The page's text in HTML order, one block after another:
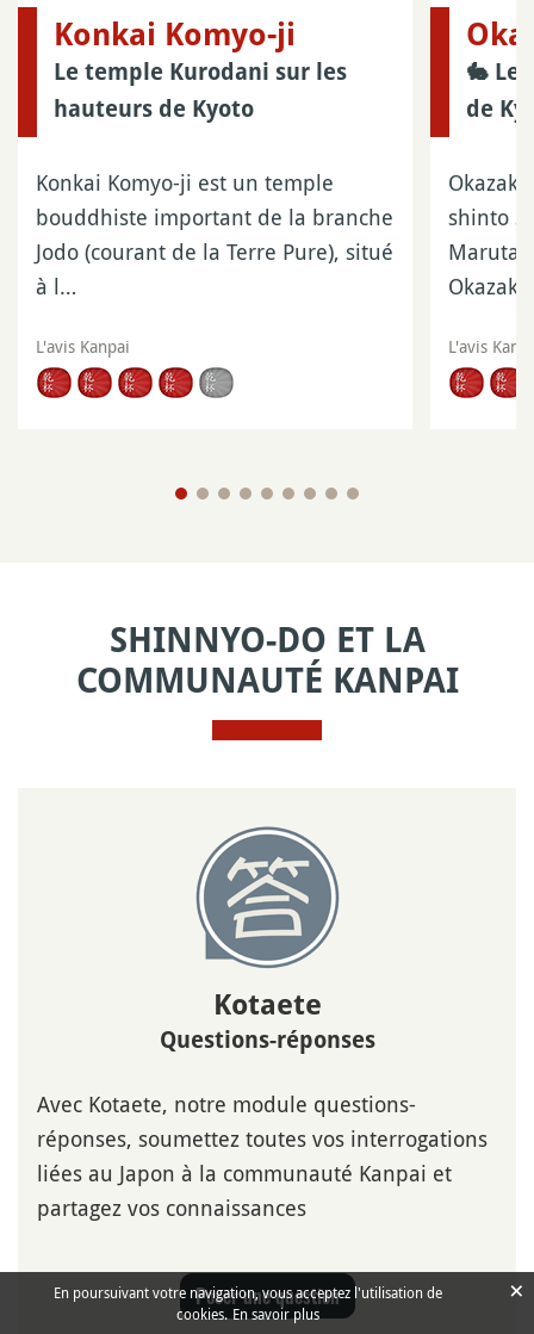
Konkai Komyo-ji
Le temple Kurodani sur les
hauteurs de Kyoto
Konkai Komyo-ji est un temple
bouddhiste important de la branche
Jodo (courant de la Terre Pure), situé
à l…
L'avis Kanpai
🐇 Le
de
shinto
L'avis
SHINNYO-DO ET LA
COMMUNAUTÉ KANPAI
Kotaete
Questions-réponses
Avec Kotaete, notre module questions-
réponses, soumettez toutes vos interrogations
liées au Japon à la communauté Kanpai et
partagez vos connaissances
Poser une question
En poursuivant votre navigation, vous acceptez l'utilisation de
cookies. En savoir plus
×